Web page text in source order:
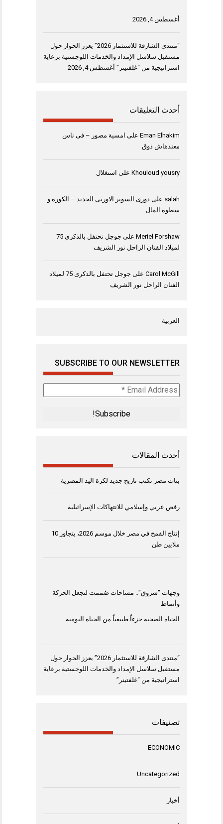
أغسطس 4, 2026
“منتدى الشارقة للاستثمار 2026” يعزز الحوار حول
مستقبل سلاسل الإمداد والخدمات اللوجستية برعاية
استراتيجية من “غلفتينر” أغسطس 4, 2026
أحدث التعليقات
Eman Elhakim على امسية مصور – فى ناس
معندهاش ذوق
Khouloud yousry على استغلال
salah على دورى السوبر الاوربى الجديد – الكورة و
سطوة المال
Meriel Forshaw على
جوجل تحتفل بالذكرى 75
لميلاد الفنان الراحل نور الشريف
Carol McGill على
جوجل تحتفل بالذكرى 75 لميلاد
الفنان الراحل نور الشريف
العربية
SUBSCRIBE TO OUR NEWSLETTER
Email
Address
أحدث المقالات
بنات مصر تكتب تاريخ جديد لكرة اليد المصرية
رفض عربي وإسلامي للانتهاكات الإسرائيلية
إنتاج القمح في مصر خلال موسم 2026، يتجاوز 10
ملايين طن
وجهات “شروق”.. مساحات صُممت لتجعل الحركة
وأنماط
الحياة الصحية جزءاً طبيعياً من الحياة اليومية
“منتدى الشارقة للاستثمار 2026” يعزز الحوار حول
مستقبل سلاسل الإمداد والخدمات اللوجستية برعاية
استراتيجية من “غلفتينر”
تصنيفات
ECONOMIC
Uncategorized
أخبار